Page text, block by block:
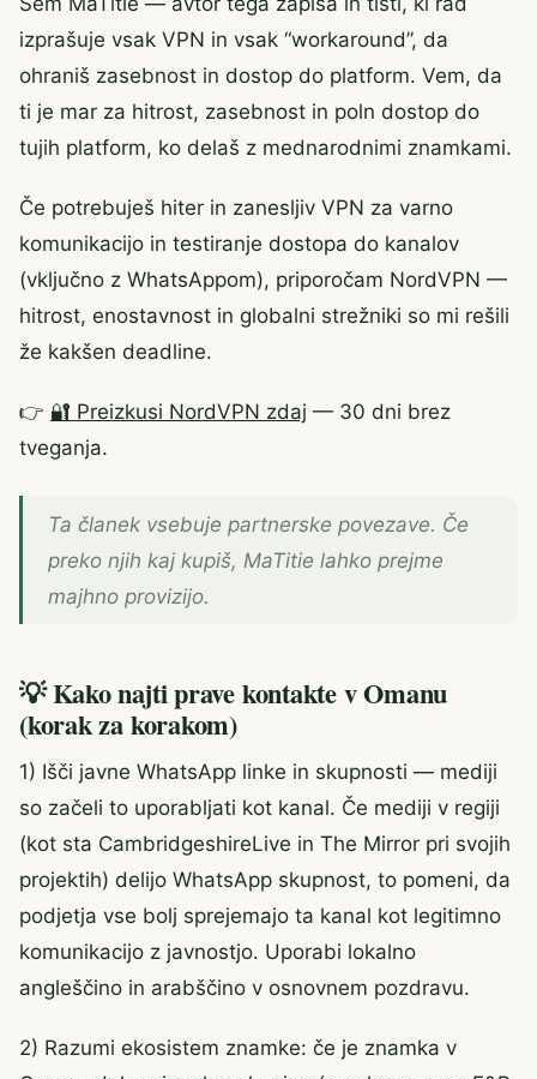
izprašuje vsak VPN in vsak “workaround”, da
ohraniš zasebnost in dostop do platform. Vem, da
ti je mar za hitrost, zasebnost in poln dostop do
tujih platform, ko delaš z mednarodnimi znamkami.
Če potrebuješ hiter in zanesljiv VPN za varno
komunikacijo in testiranje dostopa do kanalov
(vključno z WhatsAppom), priporočam NordVPN —
hitrost, enostavnost in globalni strežniki so mi rešili
že kakšen deadline.
👉 🔐 Preizkusi NordVPN zdaj — 30 dni brez
tveganja.
Ta članek vsebuje partnerske povezave. Če
preko njih kaj kupiš, MaTitie lahko prejme
majhno provizijo.
💡 Kako najti prave kontakte v Omanu
(korak za korakom)
1) Išči javne WhatsApp linke in skupnosti — mediji
so začeli to uporabljati kot kanal. Če mediji v regiji
(kot sta CambridgeshireLive in The Mirror pri svojih
projektih) delijo WhatsApp skupnost, to pomeni, da
podjetja vse bolj sprejemajo ta kanal kot legitimno
komunikacijo z javnostjo. Uporabi lokalno
angleščino in arabščino v osnovnem pozdravu.
2) Razumi ekosistem znamke: če je znamka v